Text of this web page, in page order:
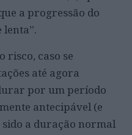
a progressão do
risco, caso se
até agora
por um período
antecipável (e
a duração normal